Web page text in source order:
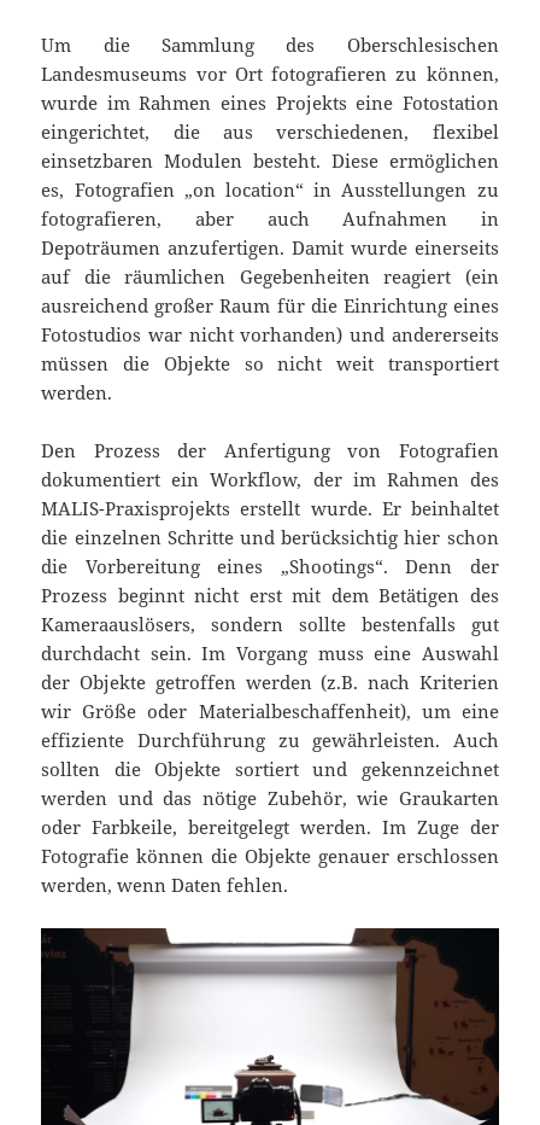
Um die Sammlung des Oberschlesischen
Landesmuseums vor Ort fotografieren zu können,
wurde im Rahmen eines Projekts eine Fotostation
eingerichtet, die aus verschiedenen, flexibel
einsetzbaren Modulen besteht. Diese ermöglichen
es, Fotografien „on location“ in Ausstellungen zu
fotografieren, aber auch Aufnahmen in
Depoträumen anzufertigen. Damit wurde einerseits
auf die räumlichen Gegebenheiten reagiert (ein
ausreichend großer Raum für die Einrichtung eines
Fotostudios war nicht vorhanden) und andererseits
müssen die Objekte so nicht weit transportiert
werden.
Den Prozess der Anfertigung von Fotografien
dokumentiert ein Workflow, der im Rahmen des
MALIS-Praxisprojekts erstellt wurde. Er beinhaltet
die einzelnen Schritte und berücksichtig hier schon
die Vorbereitung eines „Shootings“. Denn der
Prozess beginnt nicht erst mit dem Betätigen des
Kameraauslösers, sondern sollte bestenfalls gut
durchdacht sein. Im Vorgang muss eine Auswahl
der Objekte getroffen werden (z.B. nach Kriterien
wir Größe oder Materialbeschaffenheit), um eine
effiziente Durchführung zu gewährleisten. Auch
sollten die Objekte sortiert und gekennzeichnet
werden und das nötige Zubehör, wie Graukarten
oder Farbkeile, bereitgelegt werden. Im Zuge der
Fotografie können die Objekte genauer erschlossen
werden, wenn Daten fehlen.